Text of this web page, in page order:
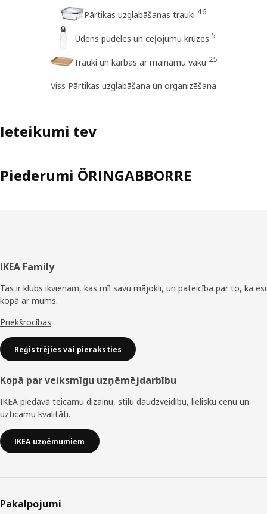
Pārtikas uzglabāšanas trauki 46
Ūdens pudeles un ceļojumu krūzes 5
Trauki un kārbas ar maināmu vāku 25
Viss Pārtikas uzglabāšana un organizēšana
Ieteikumi tev
Piederumi ÖRINGABBORRE
Kājene
IKEA Family
Tas ir klubs ikvienam, kas mīl savu mājokli, un pateicība par to, ka esi
kopā ar mums.
Priekšrocības
Reģistrējies vai pieraksties
Kopā par veiksmīgu uzņēmējdarbību
IKEA piedāvā teicamu dizainu, stilu daudzveidību, lielisku cenu un
uzticamu kvalitāti.
IKEA uzņēmumiem
Pakalpojumi